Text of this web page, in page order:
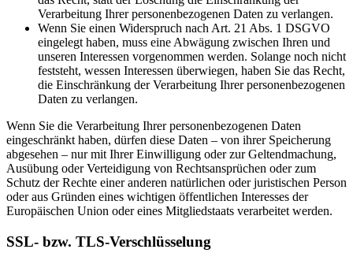
Verarbeitung Ihrer personenbezogenen Daten zu verlangen.
Wenn Sie einen Widerspruch nach Art. 21 Abs. 1 DSGVO
eingelegt haben, muss eine Abwägung zwischen Ihren und
unseren Interessen vorgenommen werden. Solange noch nicht
feststeht, wessen Interessen überwiegen, haben Sie das Recht,
die Einschränkung der Verarbeitung Ihrer personenbezogenen
Daten zu verlangen.
Wenn Sie die Verarbeitung Ihrer personenbezogenen Daten
eingeschränkt haben, dürfen diese Daten – von ihrer Speicherung
abgesehen – nur mit Ihrer Einwilligung oder zur Geltendmachung,
Ausübung oder Verteidigung von Rechtsansprüchen oder zum
Schutz der Rechte einer anderen natürlichen oder juristischen Person
oder aus Gründen eines wichtigen öffentlichen Interesses der
Europäischen Union oder eines Mitgliedstaats verarbeitet werden.
SSL- bzw. TLS-Verschlüsselung